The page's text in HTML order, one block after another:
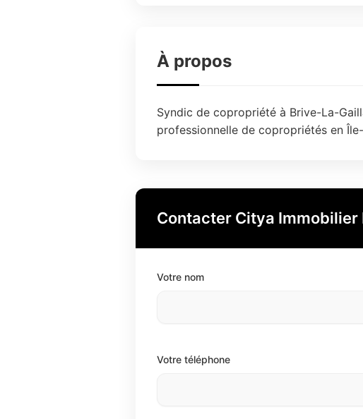
À propos
Syndic de copropriété à Brive-La-
professionnelle de copropriétés en
Contacter Citya Immobilier
Votre nom
Votre téléphone